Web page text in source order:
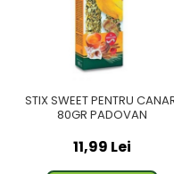
STIX SWEET PENTRU
80GR PADOVAN
11,99 Lei